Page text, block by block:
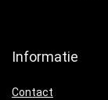
Informatie
Contact